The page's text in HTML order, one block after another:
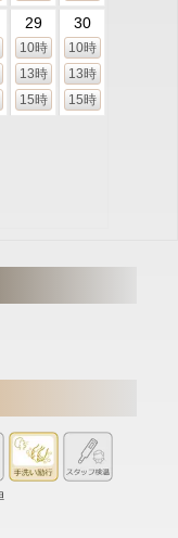
29
10時
13時
15時
30
10時
13時
15時